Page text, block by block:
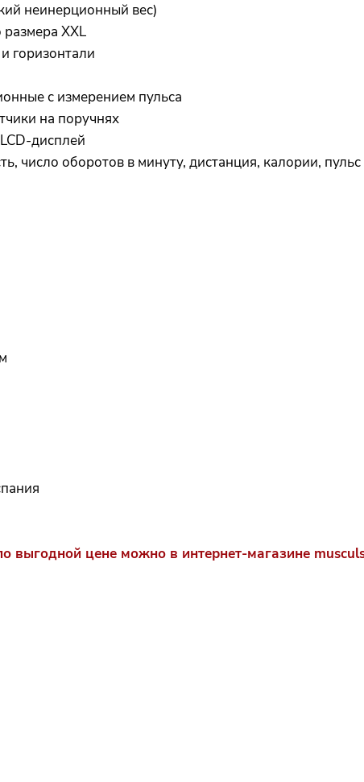
неинерционный вес)
XXL
горизонтали
с измерением пульса
на поручнях
дисплей
число оборотов в минуту, дистанция, калории, пульс
выгодной цене можно в интернет-магазине